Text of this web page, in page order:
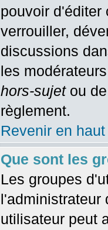
pouvoir d'éditer
verrouiller,
discussions
les
hors-sujetou de
règlement.
Revenir en
Que sont les
Les groupes
l'administrateur
utilisateur peut